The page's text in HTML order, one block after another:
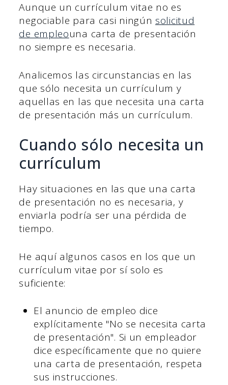
Aunque un currículum vitae no es
negociable para casi ningún solicitud
de empleouna carta de presentación
no siempre es necesaria.
Analicemos las circunstancias en las
que sólo necesita un currículum y
aquellas en las que necesita una carta
de presentación más un currículum.
Cuando sólo necesita un
currículum
Hay situaciones en las que una carta
de presentación no es necesaria, y
enviarla podría ser una pérdida de
tiempo.
He aquí algunos casos en los que un
currículum vitae por sí solo es
suficiente:
El anuncio de empleo dice
explícitamente "No se necesita carta
de presentación". Si un empleador
dice específicamente que no quiere
una carta de presentación, respeta
sus instrucciones.